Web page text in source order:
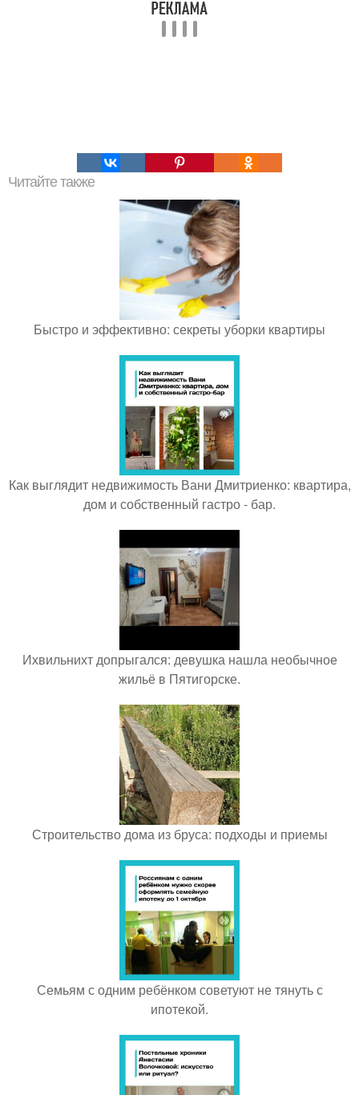
Читайте также
Быстро и эффективно: секреты уборки квартиры
Как выглядит недвижимость Вани Дмитриенко: квартира,
дом и собственный гастро - бар.
Ихвильнихт допрыгался: девушка нашла необычное
жильё в Пятигорске.
Строительство дома из бруса: подходы и приемы
Семьям с одним ребёнком советуют не тянуть с
ипотекой.